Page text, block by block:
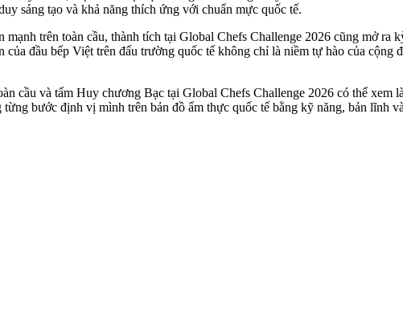
sáng tạo và khả năng thích ứng với chuẩn mực quốc tế.
trên toàn cầu, thành tích tại Global Chefs Challenge 2026 cũng mở
đầu bếp Việt trên đấu trường quốc tế không chỉ là niềm tự hào của cộng
cầu và tấm Huy chương Bạc tại Global Chefs Challenge 2026 có thể
bước định vị mình trên bản đồ ẩm thực quốc tế bằng kỹ năng, bản lĩnh